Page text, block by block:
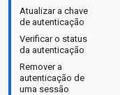
Atualizar a chave
de autenticação
Verificar o status
da autenticação
Remover a
autenticação de
uma sessão